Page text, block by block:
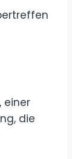
einer
die